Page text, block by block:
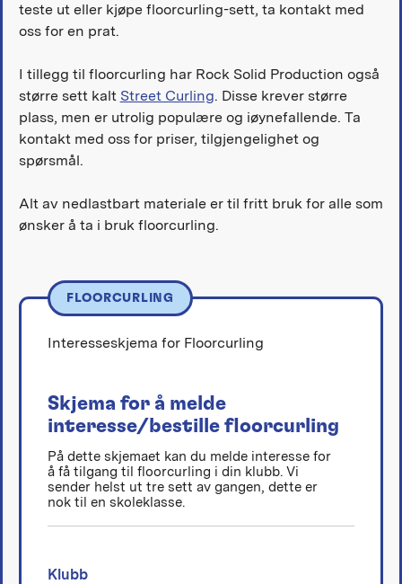
teste ut eller kjøpe floorcurling-sett, ta kontakt med
oss for en prat.
I tillegg til floorcurling har Rock Solid Production også
større sett kalt Street Curling. Disse krever større
plass, men er utrolig populære og iøynefallende. Ta
kontakt med oss for priser, tilgjengelighet og
spørsmål.
Alt av nedlastbart materiale er til fritt bruk for alle som
ønsker å ta i bruk floorcurling.
FLOORCURLING
Interesseskjema for Floorcurling
Skjema for å melde
interesse/bestille floorcurling
På dette skjemaet kan du melde interesse for
å få tilgang til floorcurling i din klubb. Vi
sender helst ut tre sett av gangen, dette er
nok til en skoleklasse.
Klubb